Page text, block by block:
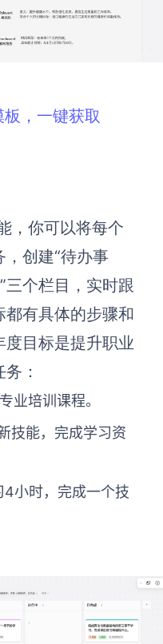
，一键获取
，你可以将每个
，创建“待办事
三个栏目，实时跟
都有具体的步骤和
度目标是提升职业
：
业培训课程。
技能，完成学习资
4小时，完成一个技